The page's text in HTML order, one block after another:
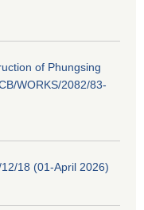
of Phungsing
WORKS/2082/83-
18 (01-April 2026)